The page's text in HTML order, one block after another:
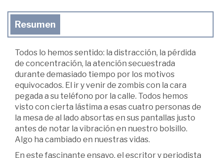
Resumen
Todos lo hemos sentido: la distracción, la pérdida
de concentración, la atención secuestrada
durante demasiado tiempo por los motivos
equivocados. El ir y venir de zombis con la cara
pegada a su teléfono por la calle. Todos hemos
visto con cierta lástima a esas cuatro personas de
la mesa de al lado absortas en sus pantallas justo
antes de notar la vibración en nuestro bolsillo.
Algo ha cambiado en nuestras vidas.
En este fascinante ensayo, el escritor y periodista